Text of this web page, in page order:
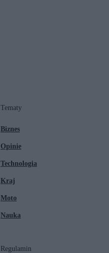
Tematy
Biznes
Opinie
Technologia
Kraj
Moto
Nauka
Regulamin